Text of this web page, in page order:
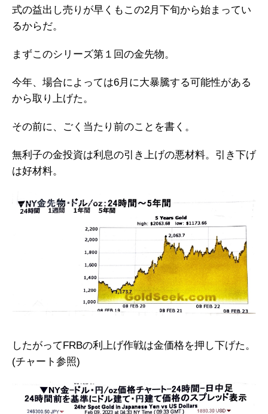
式の益出し売りが早くもこの2月下旬から始まってい
るからだ。
まずこのシリーズ第１回の金先物。
今年、場合によっては6月に大暴騰する可能性がある
から取り上げた。
その前に、ごく当たり前のことを書く。
無利子の金投資は利息の引き上げの悪材料。引き下げ
は好材料。
したがってFRBの利上げ作戦は金価格を押し下げた。
(チャート参照)